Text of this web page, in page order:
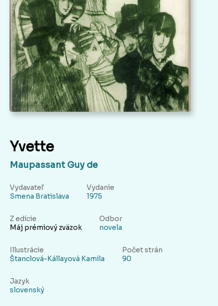
Yvette
Maupassant Guy de
Vydavateľ
Smena Bratislava
Vydanie
1975
Z edície
Máj prémiový zväzok
Odbor
novela
Illustrácie
Štanclová-Kállayová Kamila
Počet strán
90
Jazyk
slovenský